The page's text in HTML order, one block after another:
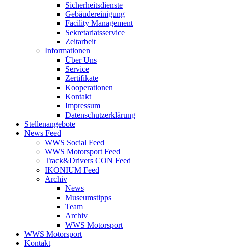
Sicherheitsdienste
Gebäudereinigung
Facility Management
Sekretariatsservice
Zeitarbeit
Informationen
Über Uns
Service
Zertifikate
Kooperationen
Kontakt
Impressum
Datenschutzerklärung
Stellenangebote
News Feed
WWS Social Feed
WWS Motorsport Feed
Track&Drivers CON Feed
IKONIUM Feed
Archiv
News
Museumstipps
Team
Archiv
WWS Motorsport
WWS Motorsport
Kontakt